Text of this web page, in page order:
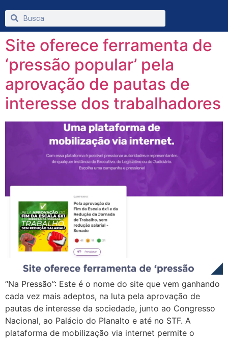
Site oferece ferramenta de
‘pressão popular’ pela
aprovação de pautas de
interesse dos trabalhadores
“Na Pressão”: Este é o nome do site que vem ganhando
cada vez mais adeptos, na luta pela aprovação de
pautas de interesse da sociedade, junto ao Congresso
Nacional, ao Palácio do Planalto e até no STF. A
plataforma de mobilização via internet permite o